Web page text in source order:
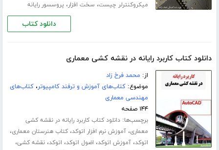
میکروکنترلر چیست، سخت افزار، پروسسور رایانه
دانلود کتاب
دانلود کتاب کاربرد رایانه در نقشه کشی معماری
از: محمد فرخ زاد
موضوع:کتاب‌های آموزش و ترفند کامپیوتر،کتاب‌های
مهندسی معماری
۱۴۴ صفحه
برچسب‌ها:دانلود کتاب کاربرد رایانه در نقشه کشی
معماری،آموزش نرم افزار اتوکد،کتاب هنرستان معماری،
اتوکد،آموزش اتوکد، اضول اتوکد، اتوکد،نقشه کشی،